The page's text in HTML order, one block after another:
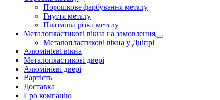
Порошкове фарбування металу
Гнуття металу
Плазмова різка металу
Металопластикові вікна на замовлення
Металопластикові вікна у Дніпрі
Алюмінієві вікна
Металопластикові двері
Алюмінієві двері
Вартість
Доставка
Про компанію